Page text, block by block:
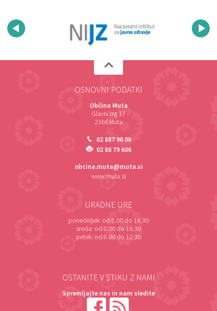
OSNOVNI PODATKI
Občina Muta
Glavni trg 17
2366 Muta
02 887 96 00
02 88 79 606
obcina.muta@muta.si
www.muta.si
URADNE URE
ponedeljek: od 8.00 do 14.30
sreda: od 8.00 do 16.30
petek: od 8.00 do 12.30
OSTANITE V STIKU Z NAMI
Spremljajte nas in nam sledite